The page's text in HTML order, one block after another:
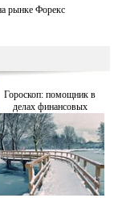
рынке Форекс
Гороскоп: помощник в
делах финансовых